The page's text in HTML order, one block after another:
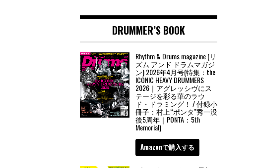
DRUMMER’S BOOK
Rhythm & Drums magazine (リ
ズム アンド ドラムマガジ
ン) 2026年4月号(特集：the
ICONIC HEAVY DRUMMERS
2026｜アグレッシヴにス
テージを彩る華のラウ
ド・ドラミング！ / 付録小
冊子：村上“ポンタ”秀一没
後5周年｜PONTA：5th
Memorial)
Amazonで購入する